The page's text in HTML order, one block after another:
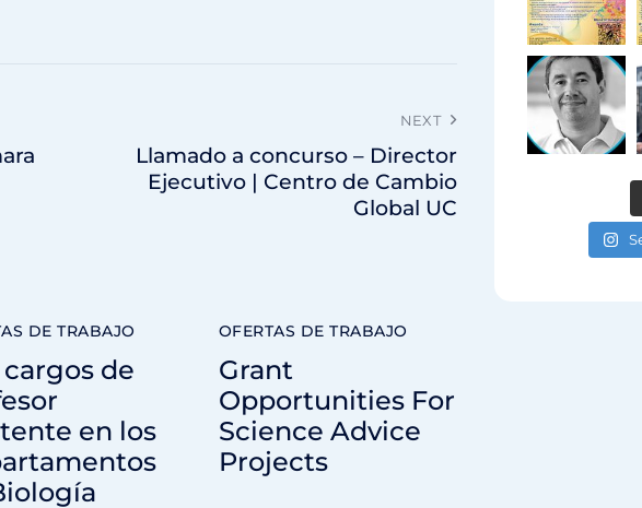
NEXT
Llamado a concurso – Director
Ejecutivo | Centro de Cambio
Global UC
DE TRABAJO
cargos de
en los
OFERTAS DE TRABAJO
Grant
Opportunities For
Science Advice
Projects